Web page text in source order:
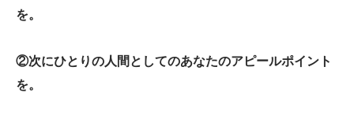
を。
②次にひとりの人間としてのあなたのアピールポイント
を。